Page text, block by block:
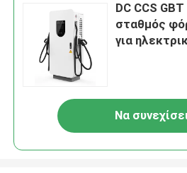
DC CCS
σταθμός
για
Να